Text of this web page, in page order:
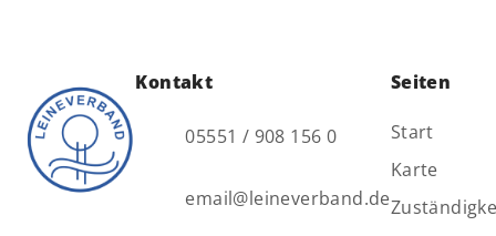
Kontakt
05551 / 908 156 0
email@leineverband.de
Seiten
Start
Karte